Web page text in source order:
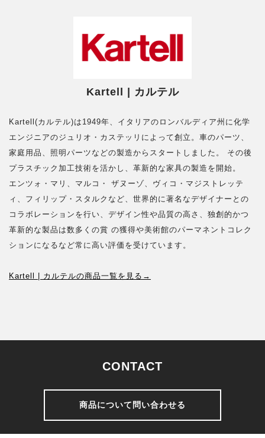
Kartell | カルテル
Kartell(カルテル)は1949年、イタリアのロンバルディア州に化学
エンジニアのジュリオ・カステッリによって創立。車のパーツ、
家庭用品、照明パーツなどの製造からスタートしました。 その後
プラスチック加工技術を活かし、革新的な家具の製造を開始。
エンツォ・マリ、マルコ・ ザヌーゾ、ヴィコ・マジストレッテ
ィ、フィリップ・スタルクなど、世界的に著名なデザイナーとの
コラボレーションを行い、デザイン性や品質の高さ、独創的かつ
革新的な製品は数多くの賞 の獲得や美術館のパーマネントコレク
ションになるなど常に高い評価を受けています。
Kartell | カルテルの商品一覧を見る→
CONTACT
商品について問い合わせる